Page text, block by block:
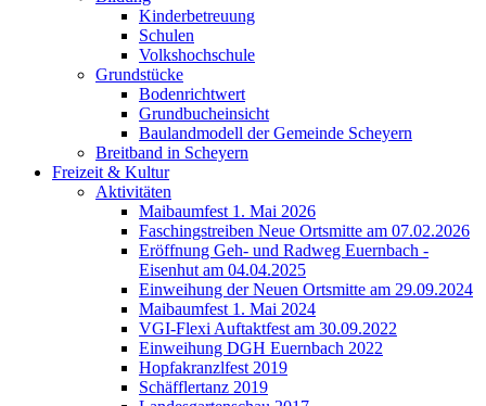
Kinderbetreuung
Schulen
Volkshochschule
Grundstücke
Bodenrichtwert
Grundbucheinsicht
Baulandmodell der Gemeinde Scheyern
Breitband in Scheyern
Freizeit & Kultur
Aktivitäten
Maibaumfest 1. Mai 2026
Faschingstreiben Neue Ortsmitte am 07.02.2026
Eröffnung Geh- und Radweg Euernbach -
Eisenhut am 04.04.2025
Einweihung der Neuen Ortsmitte am 29.09.2024
Maibaumfest 1. Mai 2024
VGI-Flexi Auftaktfest am 30.09.2022
Einweihung DGH Euernbach 2022
Hopfakranzlfest 2019
Schäfflertanz 2019